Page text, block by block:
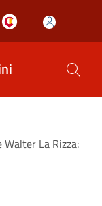
La Rizza: